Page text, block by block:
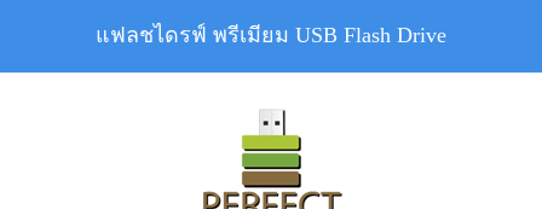
แฟลชไดรฟ์ พรีเมียม USB Flash Drive